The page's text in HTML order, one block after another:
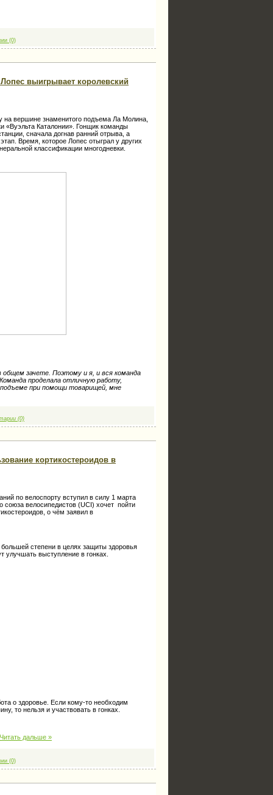
(0)
выигрывает королевский
вершине знаменитого подъема Ла Молина,
«Вуэльта Каталонии». Гонщик команды
сначала догнав ранний отрыва, а
Время, которое Лопес отыграл у других
классификации многодневки.
зачете. Поэтому и я, и вся команда
проделала отличную работу,
при помощи товарищей, мне
(0)
кортикостероидов в
по велоспорту вступил в силу 1 марта
союза велосипедистов (UCI) хочет пойти
о чём заявил в
большей степени в целях защиты здоровья
улучшать выступление в гонках.
о здоровье. Если кому-то необходим
то нельзя и участвовать в гонках.
Читать дальше »
(0)